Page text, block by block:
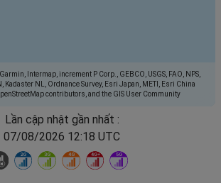
Intermap, increment P Corp., GEBCO, USGS, FAO, NPS,
Kadaster NL, Ordnance Survey, Esri Japan, METI, Esri China
contributors, and the GIS User Community
Lần cập nhật gần nhất :
07/08/2026 12:18 UTC